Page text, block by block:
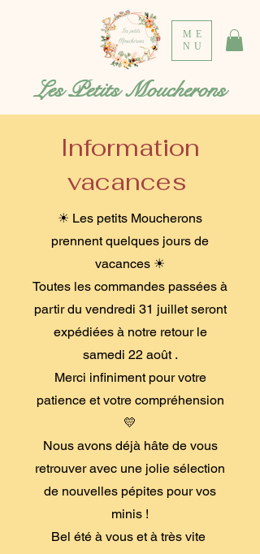
ME
NU
Les Petits Moucherons
Information
vacances
☀ Les petits Moucherons
prennent quelques jours de
vacances ☀
Toutes les commandes passées à
partir du vendredi 31 juillet seront
expédiées à notre retour le
samedi 22 août .
Merci infiniment pour votre
patience et votre compréhension
💛
Nous avons déjà hâte de vous
retrouver avec une jolie sélection
de nouvelles pépites pour vos
minis !
Bel été à vous et à très vite